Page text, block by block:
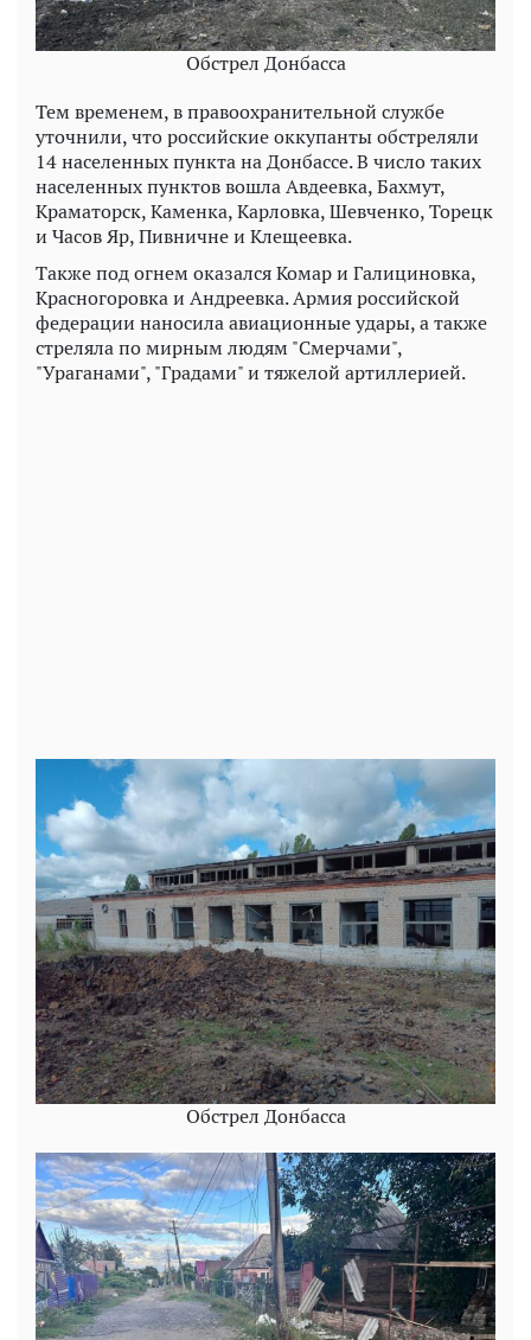
Обстрел Донбасса
Тем временем, в правоохранительной службе
уточнили, что российские оккупанты обстреляли
14 населенных пункта на Донбассе. В число таких
населенных пунктов вошла Авдеевка, Бахмут,
Краматорск, Каменка, Карловка, Шевченко, Торецк
и Часов Яр, Пивничне и Клещеевка.
Также под огнем оказался Комар и Галициновка,
Красногоровка и Андреевка. Армия российской
федерации наносила авиационные удары, а также
стреляла по мирным людям "Смерчами",
"Ураганами", "Градами" и тяжелой артиллерией.
Обстрел Донбасса